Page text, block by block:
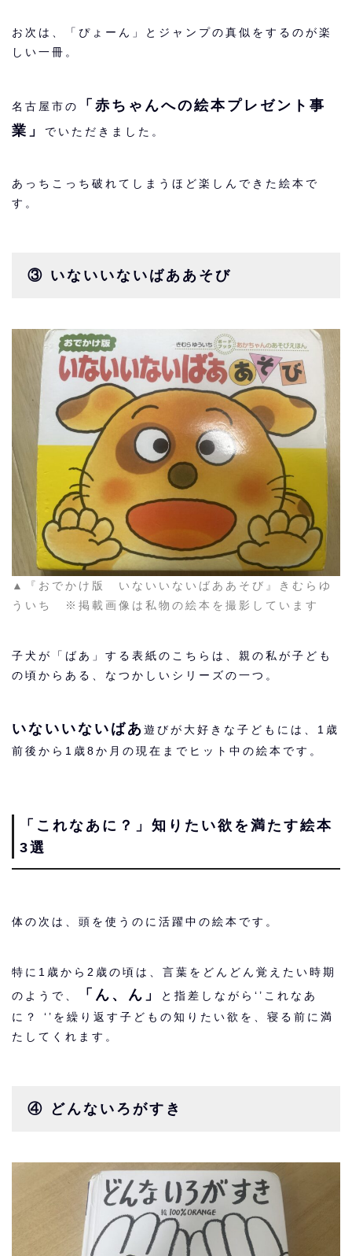
お次は、「ぴょーん」とジャンプの真似をするのが楽
しい一冊。
名古屋市の
「赤ちゃんへの絵本プレゼント事
業」
でいただきました。
あっちこっち破れてしまうほど楽しんできた絵本で
す。
③ いないいないばああそび
▲『おでかけ版 いないいないばああそび』きむらゆ
ういち ※掲載画像は私物の絵本を撮影しています
子犬が「ばあ」する表紙のこちらは、親の私が子ども
の頃からある、なつかしいシリーズの一つ。
いないいないばあ遊びが大好きな子どもには、1歳
前後から1歳8か月の現在までヒット中の絵本です。
「これなあに？」知りたい欲を満たす絵本
3選
体の次は、頭を使うのに活躍中の絵本です。
特に1歳から2歳の頃は、言葉をどんどん覚えたい時期
のようで、
「ん、ん」
と指差しながら‘’これなあ
に？ ‘’を繰り返す子どもの知りたい欲を、寝る前に満
たしてくれます。
④ どんないろがすき